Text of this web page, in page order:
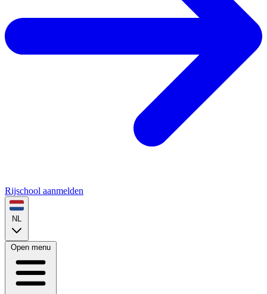
Rijschool aanmelden
NL
Open menu